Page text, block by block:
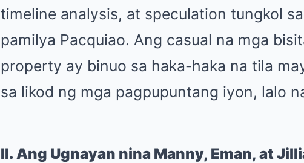
timeline analysis, at speculation tungkol
pamilya Pacquiao. Ang casual na mga
property ay binuo sa haka-haka na tila
sa likod ng mga pagpupuntang iyon, lalo
II. Ang Ugnayan nina Manny, Eman, at